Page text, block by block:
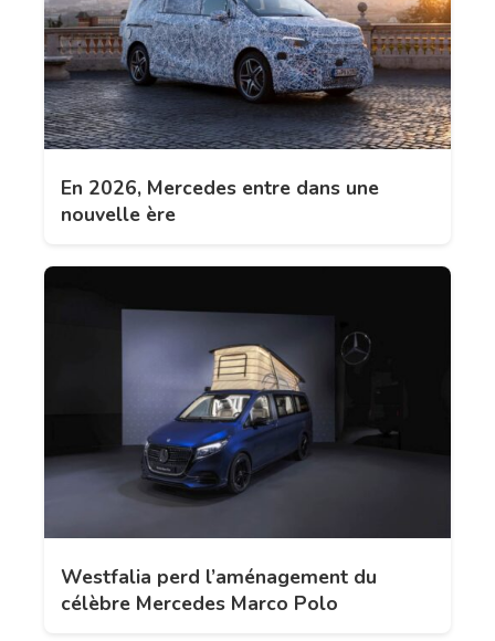
En 2026, Mercedes entre dans une
nouvelle ère
Westfalia perd l’aménagement du
célèbre Mercedes Marco Polo